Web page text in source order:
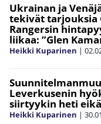
Ukrainan ja
tekivät tarjouksia
Rangersin
liikaa: ”Glen
Heikki Kuparinen |
Leverkusenin
siirtyykin heti
Heikki Kuparinen |